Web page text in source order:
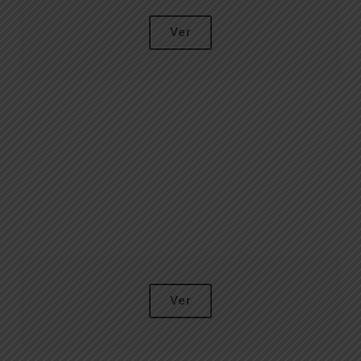
Ver
Ver